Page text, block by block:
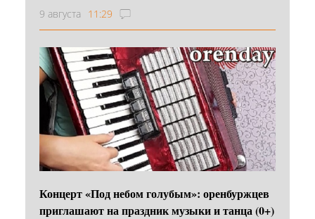
9 августа 11:29
Концерт «Под небом голубым»: оренбуржцев
приглашают на праздник музыки и танца (0+)